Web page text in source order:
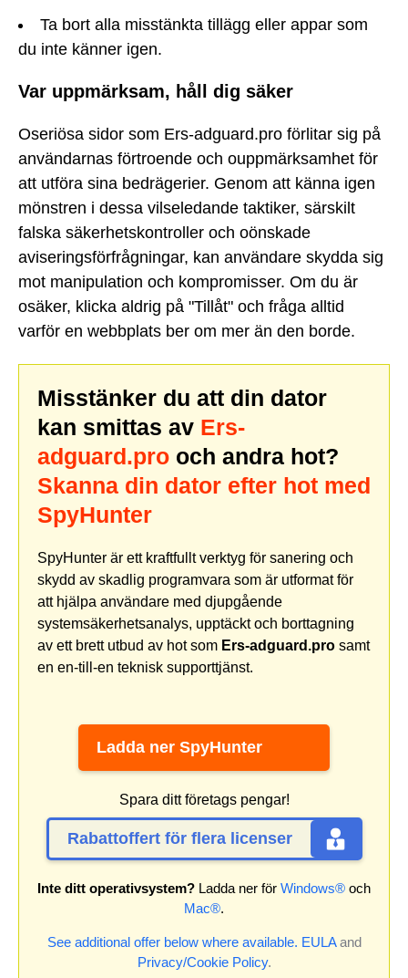
Ta bort alla misstänkta tillägg eller appar som
du inte känner igen.
Var uppmärksam, håll dig säker
Oseriösa sidor som Ers-adguard.pro förlitar sig på
användarnas förtroende och ouppmärksamhet för
att utföra sina bedrägerier. Genom att känna igen
mönstren i dessa vilseledande taktiker, särskilt
falska säkerhetskontroller och oönskade
aviseringsförfrågningar, kan användare skydda sig
mot manipulation och kompromisser. Om du är
osäker, klicka aldrig på "Tillåt" och fråga alltid
varför en webbplats ber om mer än den borde.
Misstänker du att din dator
kan smittas av Ers-
adguard.pro och andra hot?
Skanna din dator efter hot med
SpyHunter
SpyHunter är ett kraftfullt verktyg för sanering och
skydd av skadlig programvara som är utformat för
att hjälpa användare med djupgående
systemsäkerhetsanalys, upptäckt och borttagning
av ett brett utbud av hot som Ers-adguard.pro samt
en en-till-en teknisk supporttjänst.
Ladda ner SpyHunter
Spara ditt företags pengar!
Rabattoffert för flera licenser
Inte ditt operativsystem? Ladda ner för Windows® och
Mac®.
See additional offer below where available. EULAand
Privacy/Cookie Policy.